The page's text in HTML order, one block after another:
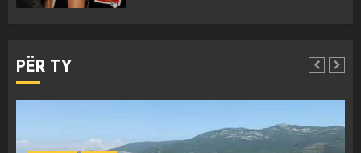
PËR TY
4
41.5 milionë euro energji për
AUGUST 6, 2026